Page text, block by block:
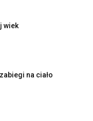
wiek
na ciało